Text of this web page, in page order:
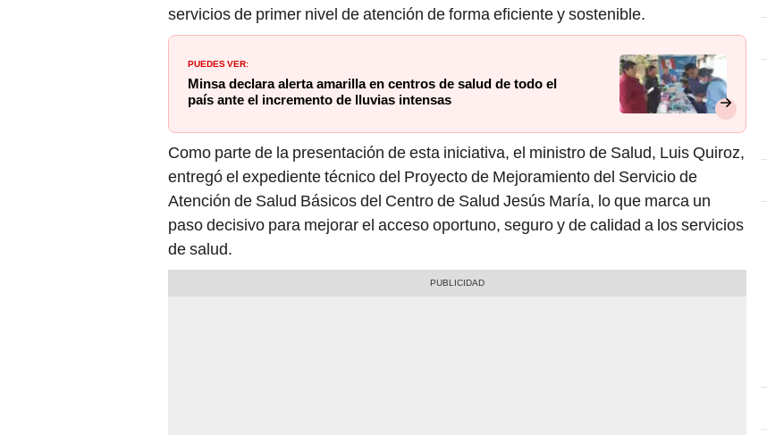
servicios de primer nivel de atención de forma eficiente y sostenible.
PUEDES VER:
Minsa declara alerta amarilla en centros de salud de todo el
país ante el incremento de lluvias intensas
Como parte de la presentación de esta iniciativa, el ministro de Salud, Luis Quiroz,
entregó el expediente técnico del Proyecto de Mejoramiento del Servicio de
Atención de Salud Básicos del Centro de Salud Jesús María, lo que marca un
paso decisivo para mejorar el acceso oportuno, seguro y de calidad a los servicios
de salud.